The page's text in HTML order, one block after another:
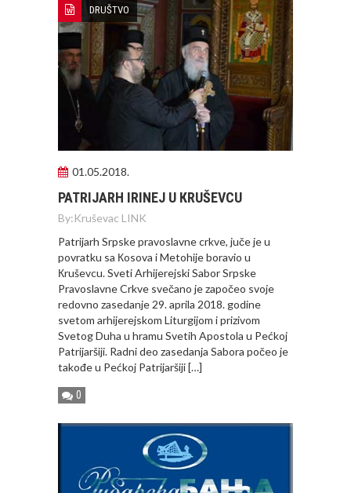
DRUŠTVO
01.05.2018.
PATRIJARH IRINEJ U КRUŠEVCU
By:Kruševac LINK
Patrijarh Srpske pravoslavne crkve, juče je u
povratku sa Кosova i Metohije boravio u
Кruševcu. Sveti Arhijerejski Sabor Srpske
Pravoslavne Crkve svečano je započeo svoje
redovno zasedanje 29. aprila 2018. godine
svetom arhijerejskom Liturgijom i prizivom
Svetog Duha u hramu Svetih Apostola u Pećkoj
Patrijaršiji. Radni deo zasedanja Sabora počeo je
takođe u Pećkoj Patrijaršiji […]
0